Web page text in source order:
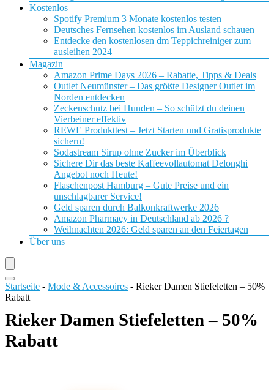
Kostenlos
Spotify Premium 3 Monate kostenlos testen
Deutsches Fernsehen kostenlos im Ausland schauen
Entdecke den kostenlosen dm Teppichreiniger zum
ausleihen 2024
Magazin
Amazon Prime Days 2026 – Rabatte, Tipps & Deals
Outlet Neumünster – Das größte Designer Outlet im
Norden entdecken
Zeckenschutz bei Hunden – So schützt du deinen
Vierbeiner effektiv
REWE Produkttest – Jetzt Starten und Gratisprodukte
sichern!
Sodastream Sirup ohne Zucker im Überblick
Sichere Dir das beste Kaffeevollautomat Delonghi
Angebot noch Heute!
Flaschenpost Hamburg – Gute Preise und ein
unschlagbarer Service!
Geld sparen durch Balkonkraftwerke 2026
Amazon Pharmacy in Deutschland ab 2026 ?
Weihnachten 2026: Geld sparen an den Feiertagen
Über uns
Startseite - Mode & Accessoires - Rieker Damen Stiefeletten – 50%
Rabatt
Rieker Damen Stiefeletten – 50%
Rabatt